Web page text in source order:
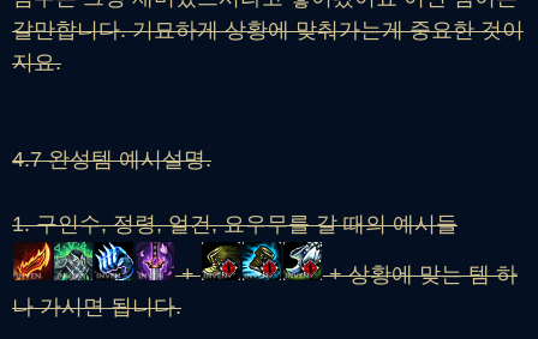
갈만합니다. 기묘하게 상황에 맞춰가는게 중요한 것이
지요.
4.7 완성템 예시설명.
1. 구인수, 정령, 얼건, 요우무를 갈 때의 예시들
+
+ 상황에 맞는 템 하
나 가시면 됩니다.